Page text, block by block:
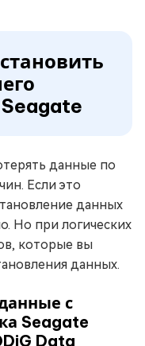
данные по
Если это
данных
Но при логических
которые вы
данных.
с
Seagate
Data